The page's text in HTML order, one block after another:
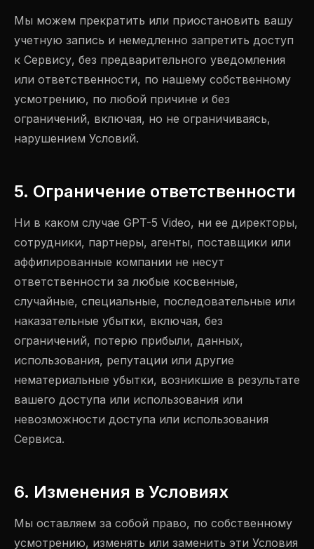
Мы можем прекратить или приостановить вашу
учетную запись и немедленно запретить доступ
к Сервису, без предварительного уведомления
или ответственности, по нашему собственному
усмотрению, по любой причине и без
ограничений, включая, но не ограничиваясь,
нарушением Условий.
5. Ограничение ответственности
Ни в каком случае GPT-5 Video, ни ее директоры,
сотрудники, партнеры, агенты, поставщики или
аффилированные компании не несут
ответственности за любые косвенные,
случайные, специальные, последовательные или
наказательные убытки, включая, без
ограничений, потерю прибыли, данных,
использования, репутации или другие
нематериальные убытки, возникшие в результате
вашего доступа или использования или
невозможности доступа или использования
Сервиса.
6. Изменения в Условиях
Мы оставляем за собой право, по собственному
усмотрению, изменять или заменить эти Условия